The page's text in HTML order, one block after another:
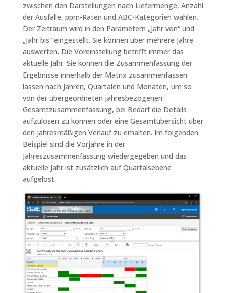
zwischen den Darstellungen nach Liefermenge, Anzahl
der Ausfälle, ppm-Raten und ABC-Kategorien wählen.
Der Zeitraum wird in den Parametern „Jahr von“ und
„Jahr bis“ eingestellt. Sie können über mehrere Jahre
auswerten. Die Voreinstellung betrifft immer das
aktuelle Jahr. Sie können die Zusammenfassung der
Ergebnisse innerhalb der Matrix zusammenfassen
lassen nach Jahren, Quartalen und Monaten, um so
von der übergeordneten jahresbezogenen
Gesamtzusammenfassung, bei Bedarf die Details
aufzulösen zu können oder eine Gesamtübersicht über
den jahresmäßigen Verlauf zu erhalten. Im folgenden
Beispiel sind die Vorjahre in der
Jahreszusammenfassung wiedergegeben und das
aktuelle Jahr ist zusätzlich auf Quartalsebene
aufgelöst.